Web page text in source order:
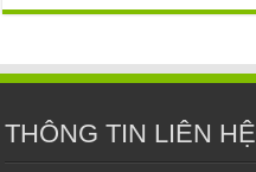
THÔNG TIN LIÊN HỆ